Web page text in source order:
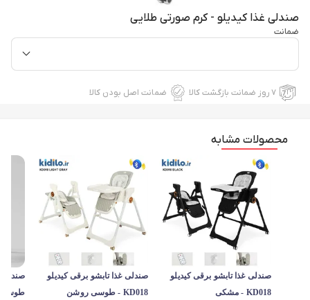
صندلی غذا کیدیلو - کرم صورتی طلایی
ضمانت
۷ روز ضمانت بازگشت کالا ضمانت اصل بودن کالا
محصولات مشابه
صندلی غذا تابشو برقی کیدیلو
KD018 - مشکی
صندلی غذا تابشو برقی کیدیلو
KD018 - طوسی روشن
طوسی